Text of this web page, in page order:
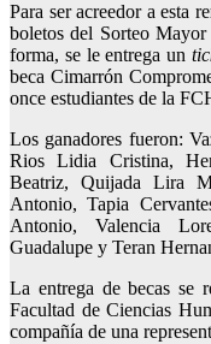
Para ser acreedor a esta
boletos del Sorteo
forma, se le entrega un
beca Cimarrón
once estudiantes de la
Los ganadores fueron:
Rios Lidia Cristina,
Beatriz, Quijada Lira
Antonio, Tapia
Antonio, Valencia
Guadalupe y Teran
La entrega de becas se
Facultad de Ciencias
compañía de una